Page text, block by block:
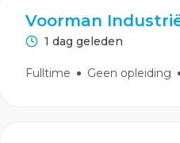
Voorman
1 dag geleden
Fulltime Geen opleiding